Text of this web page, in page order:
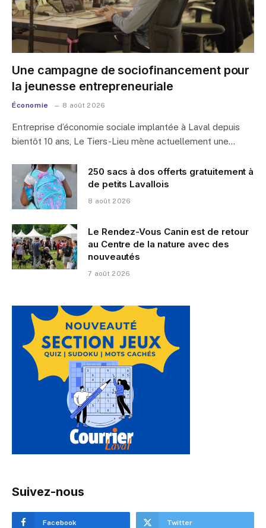
Une campagne de sociofinancement pour
la jeunesse entrepreneuriale
Économie 8 août 2026
Entreprise d’économie sociale implantée à Laval depuis
bientôt 10 ans, Le Tiers-Lieu mène actuellement une…
250 sacs à dos offerts gratuitement à
de petits Lavallois
8 août 2026
Le Rendez-Vous Canin est de retour
au Centre de la nature avec des
nouveautés
7 août 2026
Suivez-nous
Facebook Twitter